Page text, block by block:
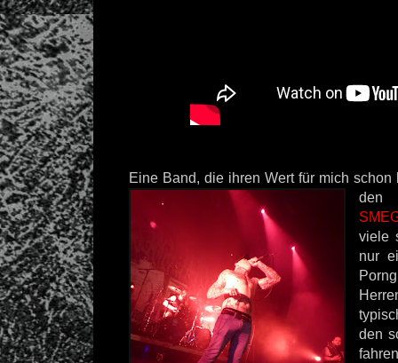
Eine Band, die ihren Wert für mich schon
viele
nur
den